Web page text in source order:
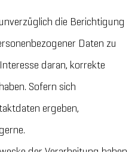
die Berichtigung
Daten zu
daran, korrekte
Sofern sich
ergeben,